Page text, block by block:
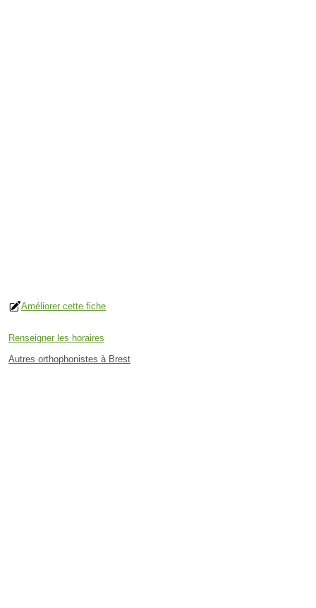
Améliorer cette fiche
Renseigner les horaires
Autres orthophonistes à Brest